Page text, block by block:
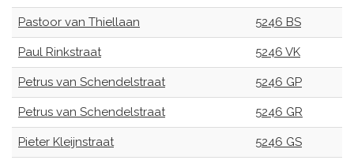
Pastoor van Thiellaan 5246 BS
Paul Rinkstraat 5246 VK
Petrus van Schendelstraat 5246 GP
Petrus van Schendelstraat 5246 GR
Pieter Kleijnstraat 5246 GS